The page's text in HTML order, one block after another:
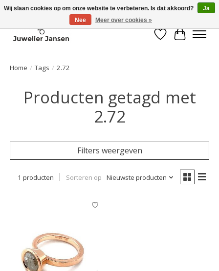
Verlanglijst
Home / Tags / 2.72
Producten getagd met
2.72
Filters weergeven
1 producten Sorteren op Nieuwste producten
Wij slaan cookies op om onze website te verbeteren. Is dat akkoord?
Ja
Nee
Meer over cookies »